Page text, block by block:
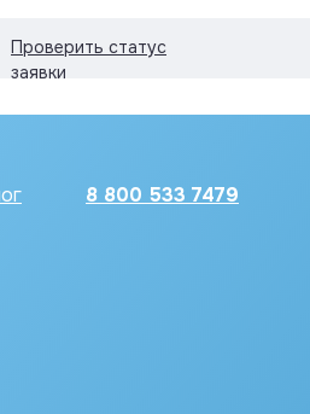
Проверить статус
заявки
8 800 533 7479